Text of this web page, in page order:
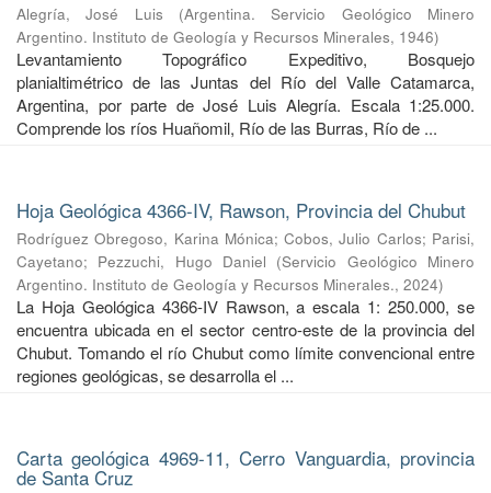
Alegría, José Luis (Argentina. Servicio Geológico Minero
Argentino. Instituto de Geología y Recursos Minerales, 1946)
Levantamiento Topográfico Expeditivo, Bosquejo
planialtimétrico de las Juntas del Río del Valle Catamarca,
Argentina, por parte de José Luis Alegría. Escala 1:25.000.
Comprende los ríos Huañomil, Río de las Burras, Río de ...
Hoja Geológica 4366-IV, Rawson, Provincia del Chubut
Rodríguez Obregoso, Karina Mónica;Cobos, Julio Carlos; Parisi,
Cayetano; Pezzuchi, Hugo Daniel (Servicio Geológico Minero
Argentino. Instituto de Geología y Recursos Minerales., 2024)
La Hoja Geológica 4366-IV Rawson, a escala 1: 250.000, se
encuentra ubicada en el sector centro-este de la provincia del
Chubut. Tomando el río Chubut como límite convencional entre
regiones geológicas, se desarrolla el ...
Carta geológica 4969-11, Cerro Vanguardia, provincia
de Santa Cruz